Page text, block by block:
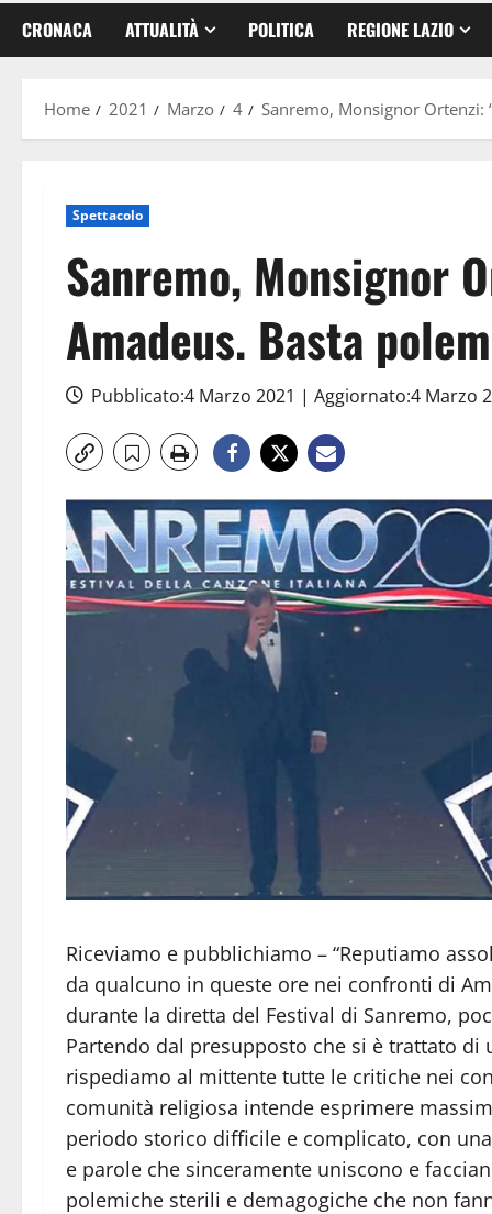
CRONACA ATTUALITÀ POLITICA REGIONE LAZIO
Home 2021 Marzo 4 Sanremo, Monsignor Ortenzi:
Spettacolo
Sanremo, Monsignor
Amadeus. Basta
Pubblicato:4 Marzo 2021 | Aggiornato:4 Marzo
Riceviamo e pubblichiamo – “Reputiamo
da qualcuno in queste ore nei confronti di
durante la diretta del Festival di Sanremo,
Partendo dal presupposto che si è trattato
rispediamo al mittente tutte le critiche nei
comunità religiosa intende esprimere
periodo storico difficile e complicato, con
e parole che sinceramente uniscono e
polemiche sterili e demagogiche che non